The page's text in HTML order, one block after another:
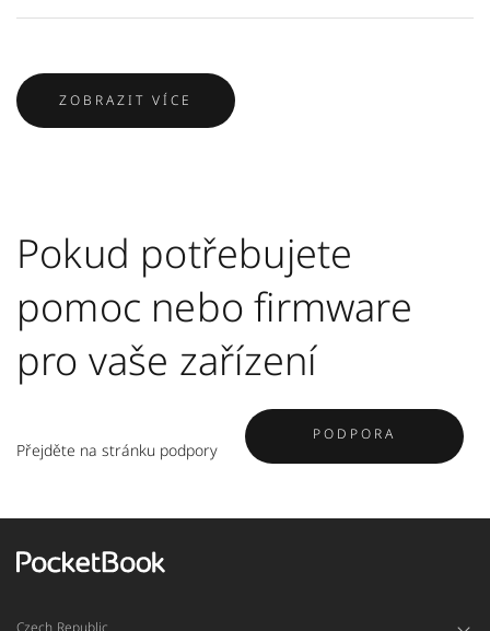
ZOBRAZIT VÍCE
Pokud potřebujete
pomoc nebo firmware
pro vaše zařízení
Přejděte na stránku podpory
PODPORA
Czech Republic